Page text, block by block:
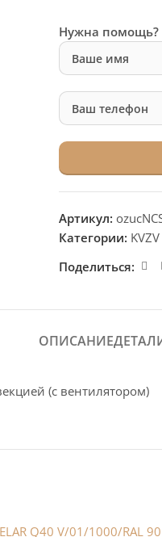
Нужна помощь?
Артикул:
Категории:
Поделиться:
ОПИСАНИЕ
(c вентилятором)